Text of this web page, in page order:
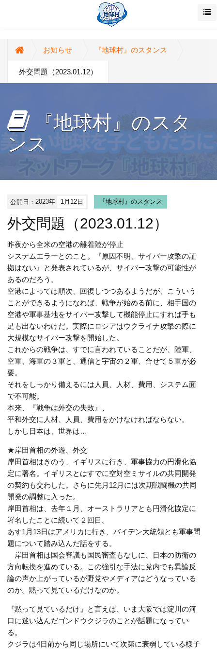
お知らせ 『地球村』のスタンス
外交問題（2023.01.12）
『地球村』のスタ
ンス
公開日：2023年 1月12日 『地球村』のスタンス
外交問題（2023.01.12）
昨夜から全米の空港の離着陸が停止
システムエラーとのこと。『原因不明、サイバー攻撃の証
拠はない』と発表されているが、サイバー攻撃の可能性が
あるのだろう。
空港によっては順次、回復しつつあるようだが、こういう
ことができるようになれば、戦争が始める前に、相手国の
空港や軍事基地をサイバー攻撃して機能停止にすれば手も
足も出ないわけだ。実際にロシアはウクライナ攻撃の際に
大規模なサイバー攻撃を開始した。
これからの戦争は、すでに言われていることだが、陸軍、
空軍、海軍の３軍と、通信と宇宙の２軍、合せて５軍が必
要。
それをしっかり備えるには人員、人材、費用、システム面
で不可能。
本来、『戦争は外交の失敗』、
平和外交に人材、人員、費用をかけなければならない。
しかし日本は、世界は…
★岸田首相の外遊、外交
岸田首相はきのう、イギリスに行き、軍事協力の円滑化協
定に署名。イギリスとはすでに空対空ミサイルの共同開発
の契約も交わした。さらに先月12月には次期戦闘機の共同
開発の調整に入った。
岸田首相は、去年１月、オーストラリアとも円滑化協定に
署名したことに続いて２回目。
あす1月13日はアメリカに行き、バイデン大統領とも軍事問
題について踏み込んだ話をする。
岸田首相は国会審議も国民審査もなしに、日本の防衛の
方向転換を進めている。この強引な手法に党内でも異論反
論の声か上がっているが野党やメディアはどうなっている
のか。黙って見ているだけなのか。
『黙って見ているだけ』と言えば、いま大阪では淀川の河
口に迷い込んだゴンドウクジラのことが話題になってい
る。
クジラは4日前から同じ場所にいて次第に衰弱している様子